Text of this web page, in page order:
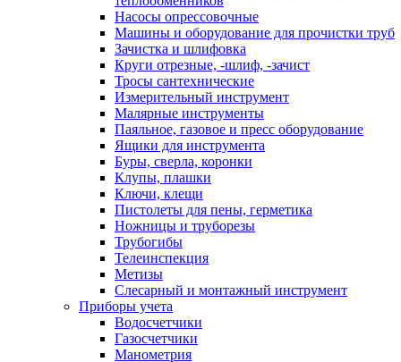
Насосы опрессовочные
Машины и оборудование для прочистки труб
Зачистка и шлифовка
Круги отрезные, -шлиф, -зачист
Тросы сантехнические
Измерительный инструмент
Малярные инструменты
Паяльное, газовое и пресс оборудование
Ящики для инструмента
Буры, сверла, коронки
Клупы, плашки
Ключи, клещи
Пистолеты для пены, герметика
Ножницы и труборезы
Трубогибы
Телеинспекция
Метизы
Слесарный и монтажный инструмент
Приборы учета
Водосчетчики
Газосчетчики
Манометрия